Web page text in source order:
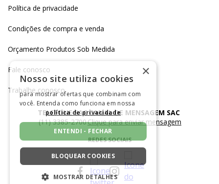
Política de privacidade
Condições de compra e venda
Orçamento Produtos Sob Medida
Fale conosco
Trabalhe conosco
TELEFONE SAC
(11) 3385-2700
CANAL DE MENSAGEM SAC
Clique para enviar mensagem
REDES SOCIAIS
×
Nosso site utiliza cookies
para mostrar ofertas que combinam com
você. Entenda como funciona em nossa
política de privacidade
ENTENDI - FECHAR
BLOQUEAR COOKIES
MOSTRAR DETALHES